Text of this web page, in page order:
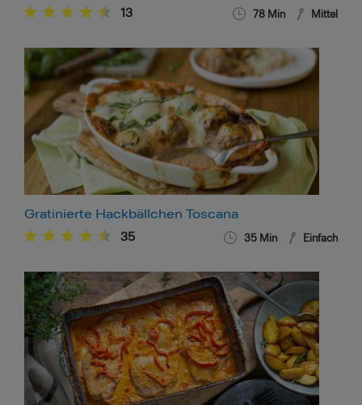
13 78 Min Mittel
Gratinierte Hackbällchen Toscana
35 35 Min Einfach